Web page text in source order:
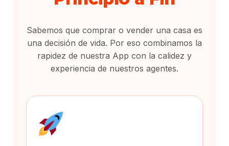
Sabemos que comprar o vender una casa es
una decisión de vida. Por eso combinamos la
rapidez de nuestra App con la calidez y
experiencia de nuestros agentes.